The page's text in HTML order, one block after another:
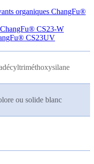
organiques ChangFu®
CS23-W
CS23UV
ou solide blanc